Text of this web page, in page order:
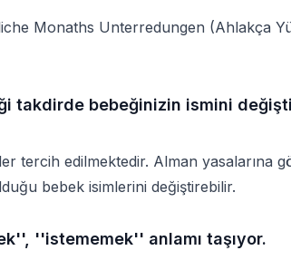
Monaths Unterredungen (Ahlakça
takdirde bebeğinizin ismini
tercih edilmektedir. Alman yasalarına
bebek isimlerini değiştirebilir.
''istememek'' anlamı taşıyor.